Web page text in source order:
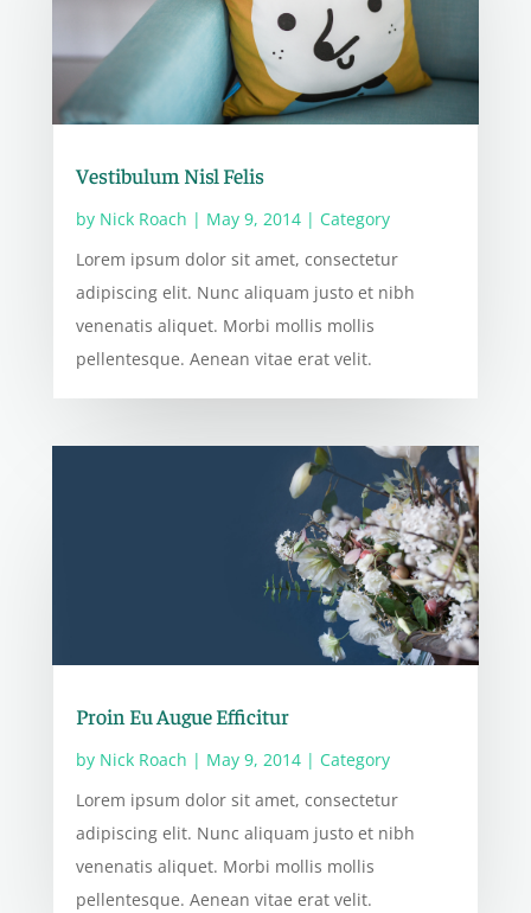
Vestibulum Nisl Felis
by Nick Roach | May 9, 2014| Category
Lorem ipsum dolor sit amet, consectetur
adipiscing elit. Nunc aliquam justo et nibh
venenatis aliquet. Morbi mollis mollis
pellentesque. Aenean vitae erat velit.
Proin Eu Augue Efficitur
by Nick Roach | May 9, 2014| Category
Lorem ipsum dolor sit amet, consectetur
adipiscing elit. Nunc aliquam justo et nibh
venenatis aliquet. Morbi mollis mollis
pellentesque. Aenean vitae erat velit.